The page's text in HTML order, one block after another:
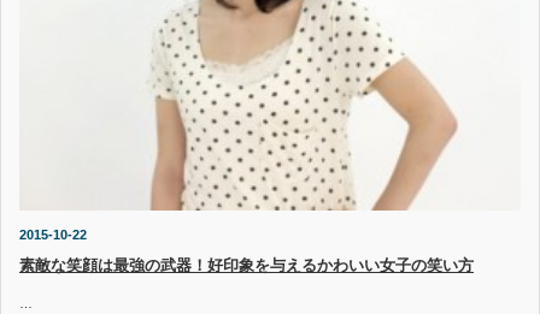
2015-10-22
素敵な笑顔は最強の武器！好印象を与えるかわいい女子の笑い方